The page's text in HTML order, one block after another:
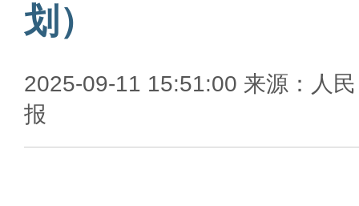
划）
2025-09-11 15:51:00 来源：人
报